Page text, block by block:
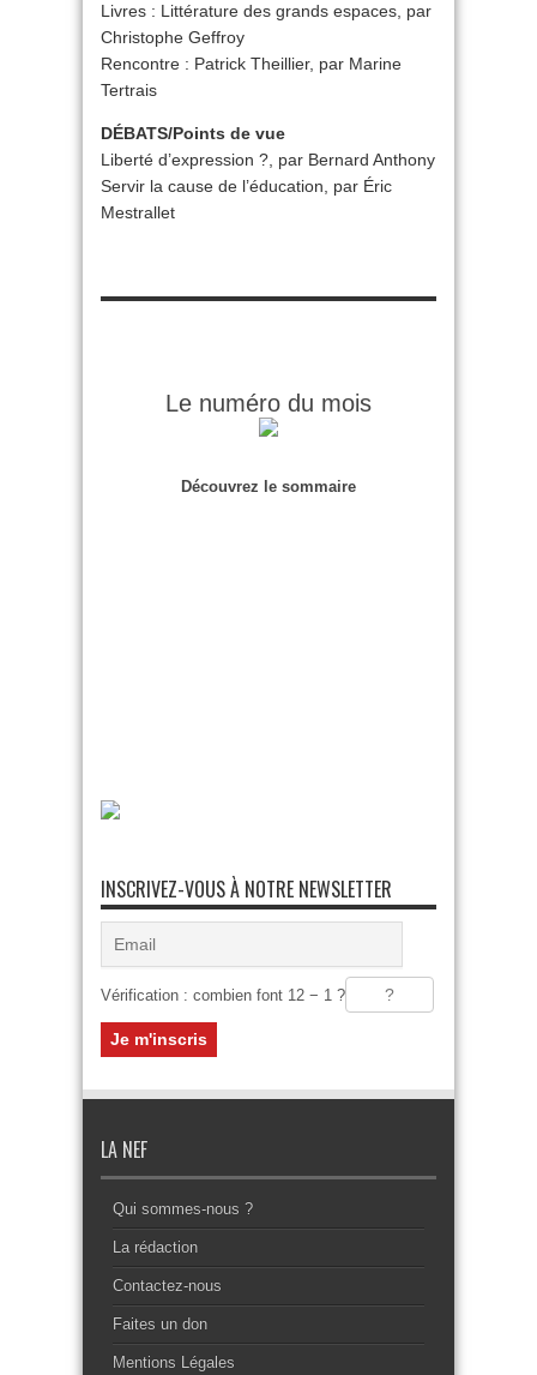
Livres : Littérature des grands espaces, par
Christophe Geffroy
Rencontre : Patrick Theillier, par Marine
Tertrais
DÉBATS/Points de vue
Liberté d’expression ?, par Bernard Anthony
Servir la cause de l’éducation, par Éric
Mestrallet
Le numéro du mois
Découvrez le sommaire
INSCRIVEZ-VOUS À NOTRE NEWSLETTER
Vérification : combien font 12 − 1 ?
LA NEF
Qui sommes-nous ?
La rédaction
Contactez-nous
Faites un don
Mentions Légales